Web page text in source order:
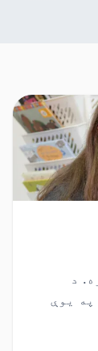
د
په یوې